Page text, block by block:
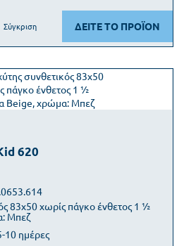
ΔΕΙΤΕ ΤΟ ΠΡΟΪΟΝ
Σύγκριση
620
83x50 χωρίς πάγκο ένθετος 1 ½
Μπεζ
10 ημέρες